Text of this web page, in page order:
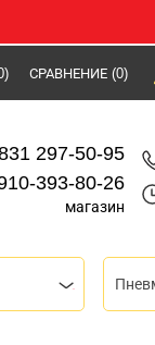
СРАВНЕНИЕ (0)
297-50-95
393-80-26
магазин